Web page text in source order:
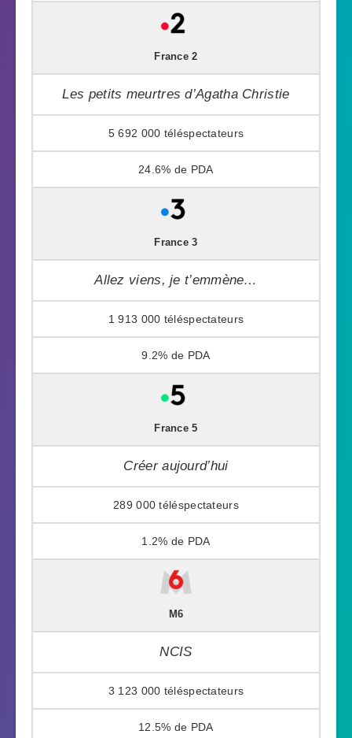
France 2
Les petits meurtres d’Agatha Christie
5 692 000
24.6%
France 3
Allez viens, je t’emmène…
1 913 000
9.2%
France 5
Créer aujourd’hui
289 000
1.2%
M6
NCIS
3 123 000
12.5%